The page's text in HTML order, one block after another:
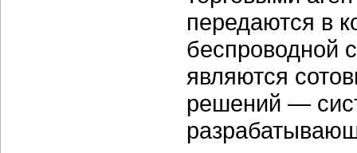
передаются в
беспроводной
являются
решений —